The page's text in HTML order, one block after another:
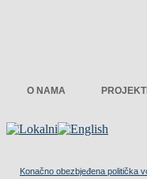
O NAMA PROJEKTI
Konačno obezbjeđena politička